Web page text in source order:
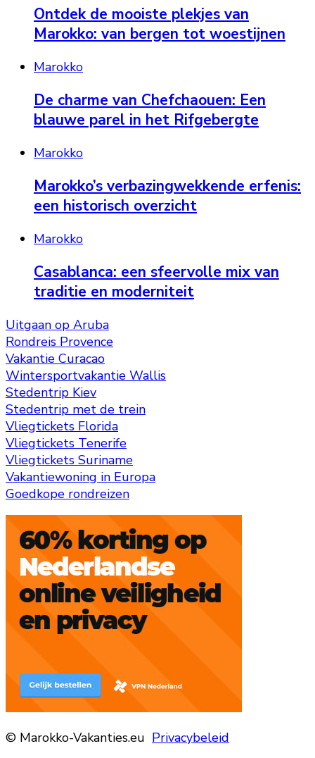
Ontdek de mooiste plekjes van
Marokko: van bergen tot woestijnen
Marokko
De charme van Chefchaouen: Een
blauwe parel in het Rifgebergte
Marokko
Marokko’s verbazingwekkende erfenis:
een historisch overzicht
Marokko
Casablanca: een sfeervolle mix van
traditie en moderniteit
Uitgaan op Aruba
Rondreis Provence
Vakantie Curacao
Wintersportvakantie Wallis
Stedentrip Kiev
Stedentrip met de trein
Vliegtickets Florida
Vliegtickets Tenerife
Vliegtickets Suriname
Vakantiewoning in Europa
Goedkope rondreizen
© Marokko-Vakanties.eu Privacybeleid